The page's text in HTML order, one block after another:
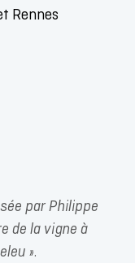
Rennes
par Philippe
de la vigne à
».